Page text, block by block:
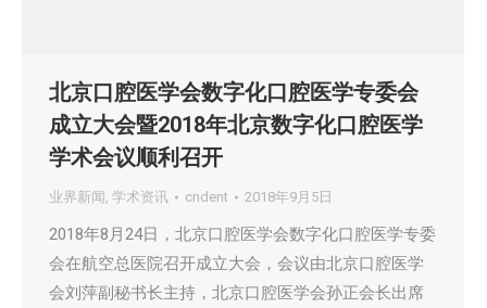
北京口腔医学会数字化口腔医学专委会
成立大会暨2018年北京数字化口腔医学
学术会议顺利召开
业界新闻 , 学术资讯 cndent 2018年9月5日
2018年8月24日，北京口腔医学会数字化口腔医学专委
会在航空总医院召开成立大会，会议由北京口腔医学
会刘萍副秘书长主持，北京口腔医学会孙正会长出席